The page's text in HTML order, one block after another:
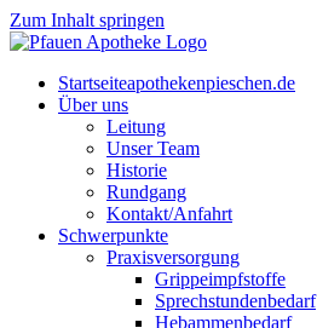
Zum Inhalt springen
Start­sei­teapothekenpieschen.de
Über uns
Lei­tung
Unser Team
His­to­rie
Rund­gang
Kontakt/Anfahrt
Schwer­punk­te
Pra­xis­ver­sor­gung
Grip­pe­impf­stof­fe
Sprech­stun­den­be­darf
Heb­am­men­be­darf